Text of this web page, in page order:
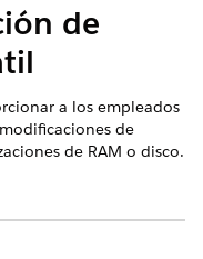
de
a los empleados
de
de RAM o disco.